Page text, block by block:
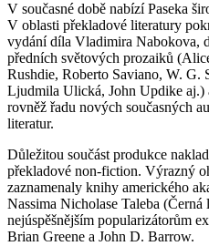
V současné době nabízí Paseka
V oblasti překladové literatury
vydání díla Vladimira Nabokova,
předních světových prozaiků
Rushdie, Roberto Saviano, W. G.
Ljudmila Ulická, John Updike aj.)
rovněž řadu nových současných
literatur.
Důležitou součást produkce
překladové non-fiction. Výrazný
zaznamenaly knihy amerického
Nassima Nicholase Taleba
nejúspěšnějším popularizátorům
Brian Greene a John D. Barrow.